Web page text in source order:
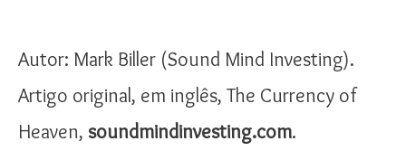
Autor: Mark Biller (Sound Mind Investing).
Artigo original, em inglês, The Currency of
Heaven, soundmindinvesting.com.